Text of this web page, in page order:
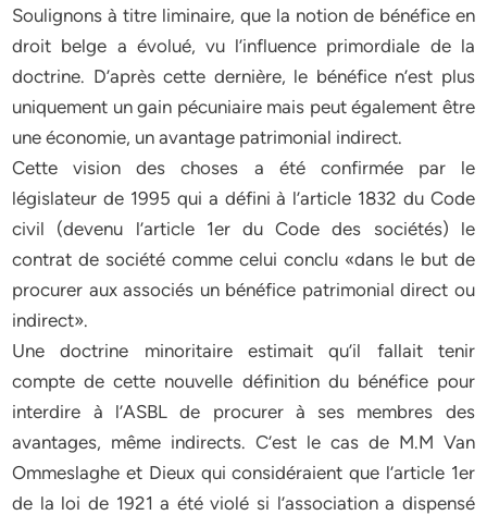
Soulignons à titre liminaire, que la notion de bénéfice en
droit belge a évolué, vu l’influence primordiale de la
doctrine. D’après cette dernière, le bénéfice n’est plus
uniquement un gain pécuniaire mais peut également être
une économie, un avantage patrimonial indirect.
Cette vision des choses a été confirmée par le
législateur de 1995 qui a défini à l’article 1832 du Code
civil (devenu l’article 1er du Code des sociétés) le
contrat de société comme celui conclu «dans le but de
procurer aux associés un bénéfice patrimonial direct ou
indirect».
Une doctrine minoritaire estimait qu’il fallait tenir
compte de cette nouvelle définition du bénéfice pour
interdire à l’ASBL de procurer à ses membres des
avantages, même indirects. C’est le cas de M.M Van
Ommeslaghe et Dieux qui considéraient que l’article 1er
de la loi de 1921 a été violé si l’association a dispensé